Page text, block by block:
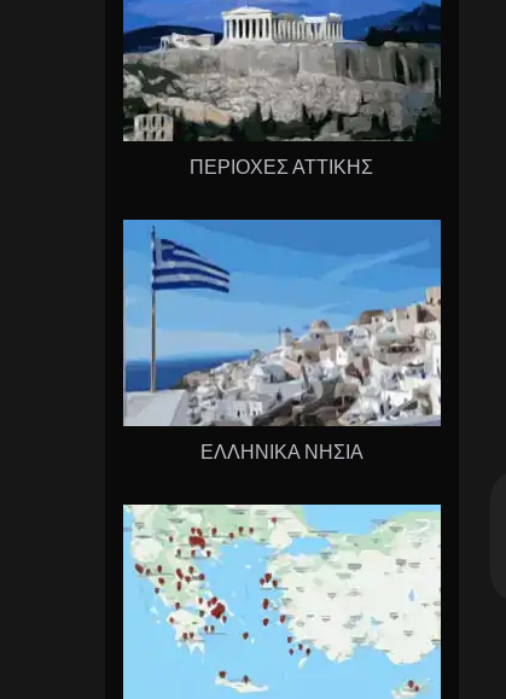
ΠΕΡΙΟΧΕΣ ΑΤΤΙΚΗΣ
ΕΛΛΗΝΙΚΑ ΝΗΣΙΑ